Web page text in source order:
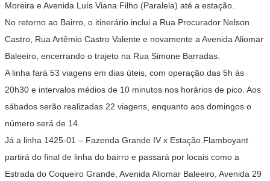
Moreira e Avenida Luís Viana Filho (Paralela) até a estação.
No retorno ao Bairro, o itinerário inclui a Rua Procurador Nelson
Castro, Rua Artêmio Castro Valente e novamente a Avenida Aliomar
Baleeiro, encerrando o trajeto na Rua Simone Barradas.
A linha fará 53 viagens em dias úteis, com operação das 5h às
20h30 e intervalos médios de 10 minutos nos horários de pico. Aos
sábados serão realizadas 22 viagens, enquanto aos domingos o
número será de 14.
Já a linha 1425-01 – Fazenda Grande IV x Estação Flamboyant
partirá do final de linha do bairro e passará por locais como a
Estrada do Coqueiro Grande, Avenida Aliomar Baleeiro, Avenida 29